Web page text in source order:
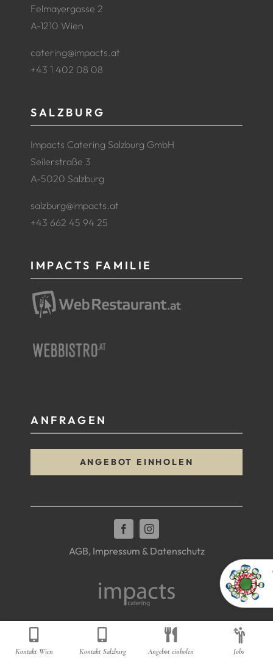
Felmayergasse 2
A-1210 Wien
catering@impacts.at
+43 1 402 08 08
SALZBURG
Impacts Catering Salzburg GmbH
Seilerstraße 3
A-5020 Salzburg
salzburg@impacts.at
+43 662 45 94 25
IMPACTS FAMILIE
ANFRAGEN
ANGEBOT EINHOLEN
AGB, Impressum & Datenschutz
Kontakt Wien Kontakt Salzburg Angebot einholen Jobs